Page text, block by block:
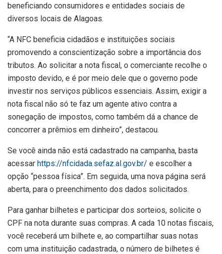
beneficiando consumidores e entidades sociais de
diversos locais de Alagoas.
“A NFC beneficia cidadãos e instituições sociais
promovendo a conscientização sobre a importância dos
tributos. Ao solicitar a nota fiscal, o comerciante recolhe o
imposto devido, e é por meio dele que o governo pode
investir nos serviços públicos essenciais. Assim, exigir a
nota fiscal não só te faz um agente ativo contra a
sonegação de impostos, como também dá a chance de
concorrer a prêmios em dinheiro”, destacou.
Se você ainda não está cadastrado na campanha, basta
acessar https://nfcidada.sefaz.al.gov.br/ e escolher a
opção “pessoa física”. Em seguida, uma nova página será
aberta, para o preenchimento dos dados solicitados.
Para ganhar bilhetes e participar dos sorteios, solicite o
CPF na nota durante suas compras. A cada 10 notas fiscais,
você receberá um bilhete e, ao compartilhar suas notas
com uma instituição cadastrada, o número de bilhetes é